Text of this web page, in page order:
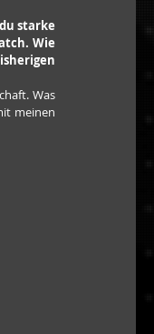
starke
Wie
Was
meinen